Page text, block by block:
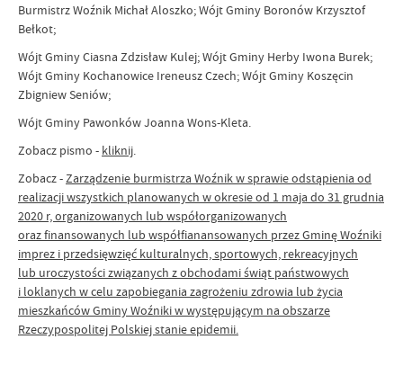
Burmistrz Woźnik Michał Aloszko; Wójt Gminy Boronów Krzysztof
Bełkot;
Wójt Gminy Ciasna Zdzisław Kulej; Wójt Gminy Herby Iwona Burek;
Wójt Gminy Kochanowice Ireneusz Czech; Wójt Gminy Koszęcin
Zbigniew Seniów;
Wójt Gminy Pawonków Joanna Wons-Kleta.
Zobacz pismo - kliknij.
Zobacz -Zarządzenie burmistrza Woźnik w sprawie odstąpienia od
realizacji wszystkich planowanych w okresie od 1 maja do 31 grudnia
2020 r, organizowanych lub współorganizowanych
oraz finansowanych lub współfianansowanych przez Gminę Woźniki
imprez i przedsięwzięć kulturalnych, sportowych, rekreacyjnych
lub uroczystości związanych z obchodami świąt państwowych
i loklanych w celu zapobiegania zagrożeniu zdrowia lub życia
mieszkańców Gminy Woźniki w występującym na obszarze
Rzeczypospolitej Polskiej stanie epidemii.